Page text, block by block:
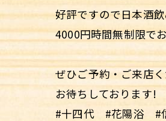
好評ですので日本酒
4000円時間無制限で
ぜひご予約・ご来店
お待ちしております!
#十四代 #花陽浴